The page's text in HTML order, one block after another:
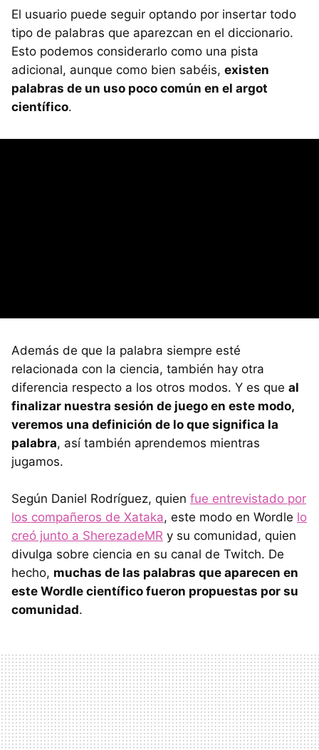
El usuario puede seguir optando por insertar todo
tipo de palabras que aparezcan en el diccionario.
Esto podemos considerarlo como una pista
adicional, aunque como bien sabéis, existen
palabras de un uso poco común en el argot
científico.
Además de que la palabra siempre esté
relacionada con la ciencia, también hay otra
diferencia respecto a los otros modos. Y es que al
finalizar nuestra sesión de juego en este modo,
veremos una definición de lo que significa la
palabra, así también aprendemos mientras
jugamos.
Según Daniel Rodríguez, quien fue entrevistado por
los compañeros de Xataka, este modo en Wordle lo
creó junto a SherezadeMR y su comunidad, quien
divulga sobre ciencia en su canal de Twitch. De
hecho, muchas de las palabras que aparecen en
este Wordle científico fueron propuestas por su
comunidad.